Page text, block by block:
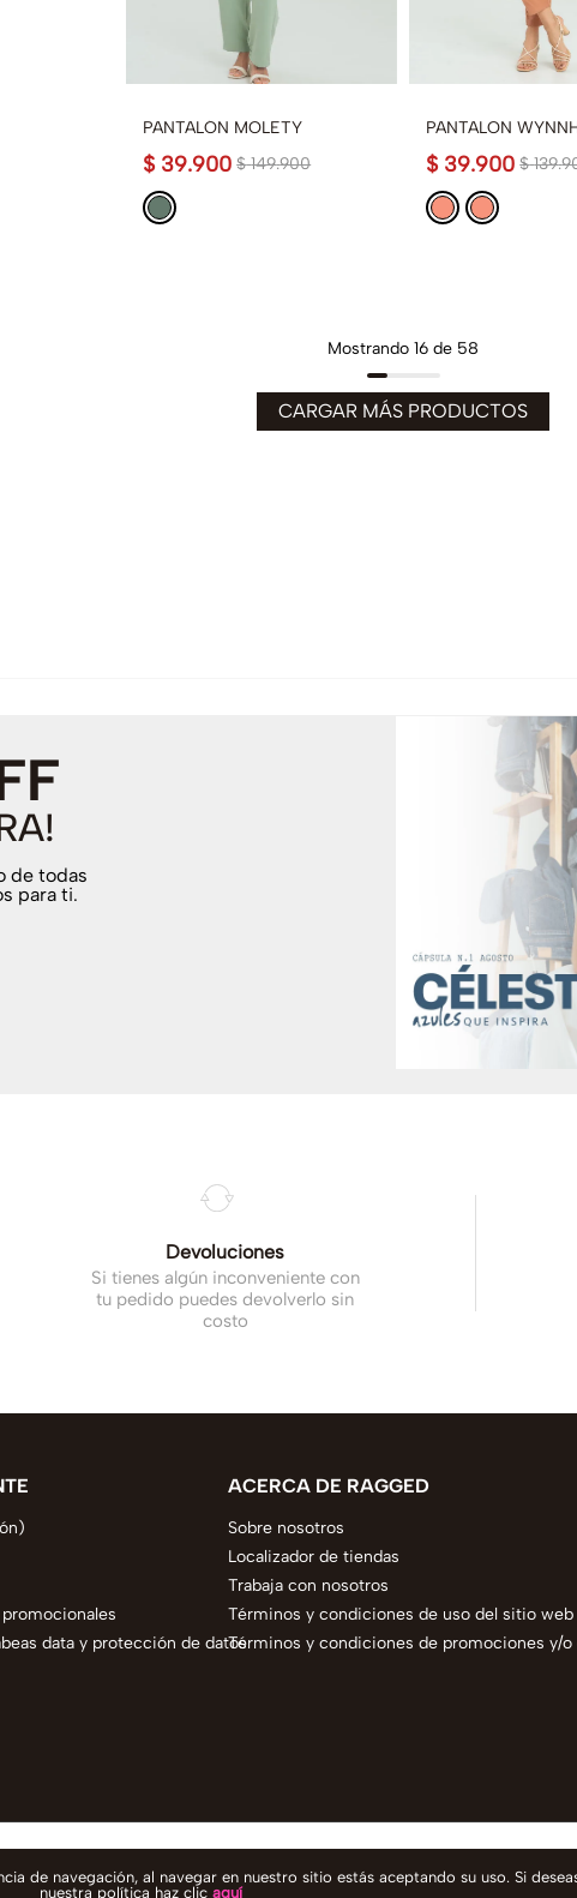
PANTALÓN MOLETY
$ 149.900
$ 39.900
PANTALON
$ 139.
$ 39.900
Mostrando16 de 58
de todas
para ti.
Devoluciones
Si tienes algún inconveniente con
tu pedido puedes devolverlo sin
costo
data y protección de datos
ACERCA DE RAGGED
Sobre nosotros
Localizador de tiendas
Trabaja con nosotros
Términos y condiciones de uso del sitio web
Términos y condiciones de promociones y/
de navegación, al navegar en nuestro sitio estás aceptando su uso. Si
nuestra política haz clic aquí